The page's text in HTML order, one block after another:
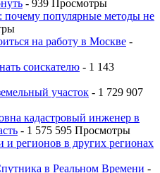
- 939 Просмотры
почему популярные методы не
на работу в Москве -
соискателю - 1 143
участок - 1 729 907
кадастровый инженер в
- 1 575 595 Просмотры
и регионов в других регионах
в Реальном Времени -